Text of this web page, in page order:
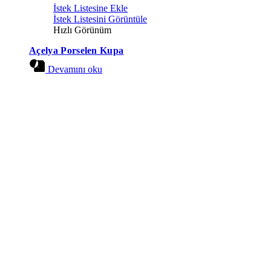
İstek Listesine Ekle
İstek Listesini Görüntüle
Hızlı Görünüm
Açelya Porselen Kupa
Devamını oku